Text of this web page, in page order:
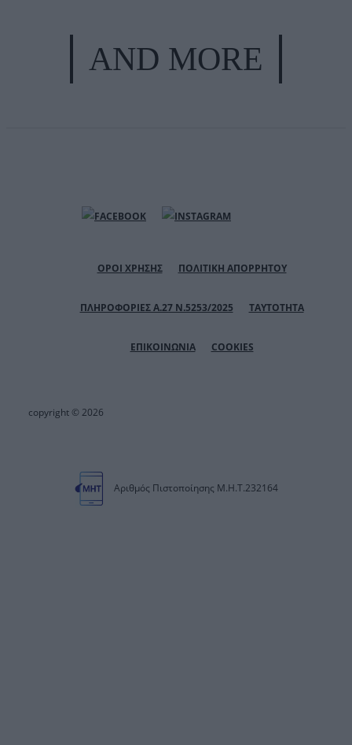
AND MORE
ΟΡΟΙ ΧΡΗΣΗΣ ΠΟΛΙΤΙΚΗ ΑΠΟΡΡΗΤΟΥ
ΠΛΗΡΟΦΟΡΙΕΣ Α.27 Ν.5253/2025 ΤΑΥΤΟΤΗΤΑ
ΕΠΙΚΟΙΝΩΝΙΑ COOKIES
copyright © 2026
Αριθμός Πιστοποίησης Μ.Η.Τ.232164